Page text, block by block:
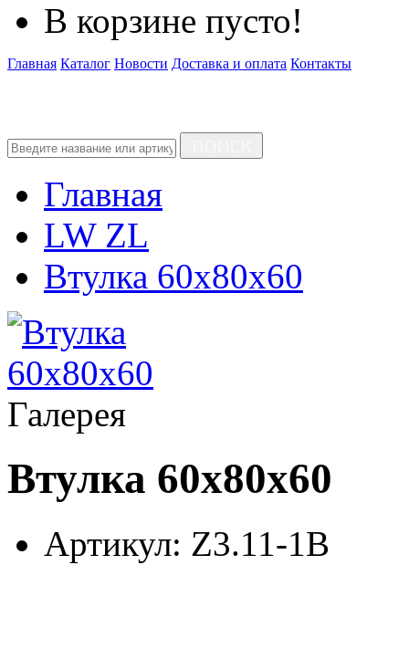
В корзине пусто!
Главная Каталог Новости Доставка и оплата Контакты
Главная
LW ZL
Втулка 60х80х60
Галерея
Втулка 60х80х60
Артикул: Z3.11-1B